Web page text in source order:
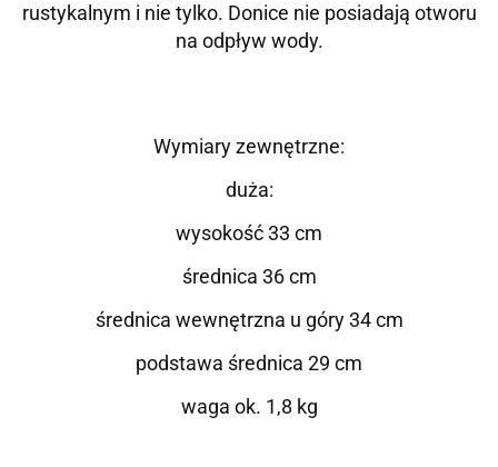
rustykalnym i nie tylko. Donice nie posiadają otworu
na odpływ wody.
Wymiary zewnętrzne:
duża:
wysokość 33 cm
średnica 36 cm
średnica wewnętrzna u góry 34 cm
podstawa średnica 29 cm
waga ok. 1,8 kg